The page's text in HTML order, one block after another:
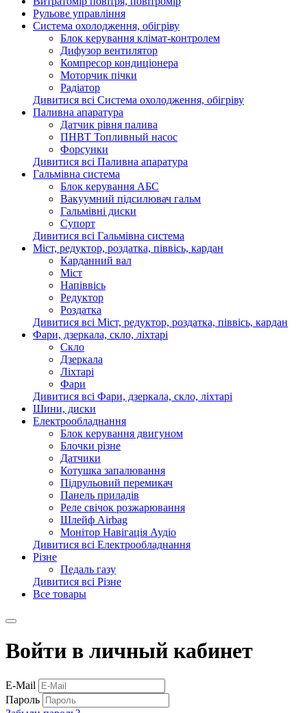
Рульове управління
Система охолодження, обігріву
Блок керування клімат-контролем
Дифузор вентилятор
Компресор кондиціонера
Моторчик пічки
Радіатор
Дивитися всі Система охолодження, обігріву
Паливна апаратура
Датчик рівня палива
ПНВТ Топливный насос
Форсунки
Дивитися всі Паливна апаратура
Гальмівна система
Блок керування АБС
Вакуумний підсилювач гальм
Гальмівні диски
Супорт
Дивитися всі Гальмівна система
Міст, редуктор, роздатка, піввісь, кардан
Карданний вал
Міст
Напіввісь
Редуктор
Роздатка
Дивитися всі Міст, редуктор, роздатка, піввісь, кардан
Фари, дзеркала, скло, ліхтарі
Cкло
Дзеркала
Ліхтарі
Фари
Дивитися всі Фари, дзеркала, скло, ліхтарі
Шини, диски
Електрообладнання
Блок керування двигуном
Блочки різне
Датчики
Котушка запалювання
Підрульовий перемикач
Панель приладів
Реле свічок розжарювання
Шлейф Airbag
Монітор Навігація Аудіо
Дивитися всі Електрообладнання
Різне
Педаль газу
Дивитися всі Різне
Все товары
Войти в личный кабинет
E-Mail
Пароль